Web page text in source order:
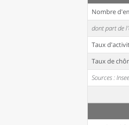
Nombre
dont part de
Taux
Taux de
Sources :